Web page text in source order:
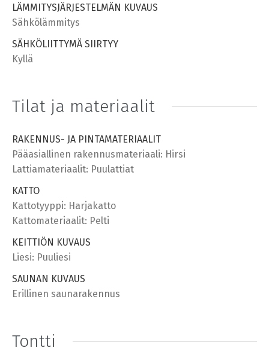
LÄMMITYSJÄRJESTELMÄN KUVAUS
Sähkölämmitys
SÄHKÖLIITTYMÄ SIIRTYY
Kyllä
Tilat ja materiaalit
RAKENNUS- JA PINTAMATERIAALIT
Pääasiallinen rakennusmateriaali: Hirsi
Lattiamateriaalit: Puulattiat
KATTO
Kattotyyppi: Harjakatto
Kattomateriaalit: Pelti
KEITTIÖN KUVAUS
Liesi: Puuliesi
SAUNAN KUVAUS
Erillinen saunarakennus
Tontti